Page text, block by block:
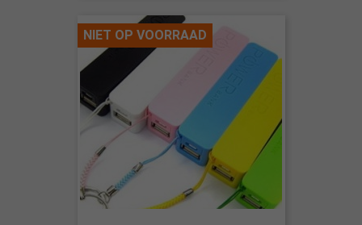
NIET OP VOORRAAD